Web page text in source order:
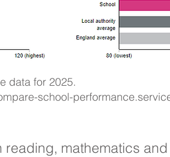
data for 2025.
school-
reading, mathematics